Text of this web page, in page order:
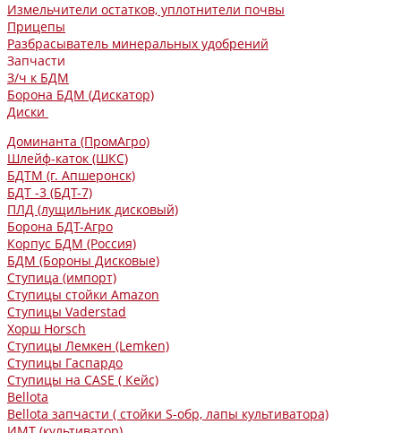
Измельчители остатков, уплотнители почвы
Прицепы
Разбрасыватель минеральных удобрений
Запчасти
З/ч к БДМ
Борона БДМ (Дискатор)
Диски
Доминанта (ПромАгро)
Шлейф-каток (ШКС)
БДТМ (г. Апшеронск)
БДТ -3 (БДТ-7)
ПЛД (лущильник дисковый)
Борона БДТ-Агро
Корпус БДМ (Россия)
БДМ (Бороны Дисковые)
Ступица (импорт)
Ступицы стойки Amazon
Ступицы Vaderstad
Хорш Horsch
Ступицы Лемкен (Lemken)
Ступицы Гаспардо
Ступицы на CASE ( Кейс)
Bellota
Bellota запчасти ( стойки S-обр, лапы культиватора)